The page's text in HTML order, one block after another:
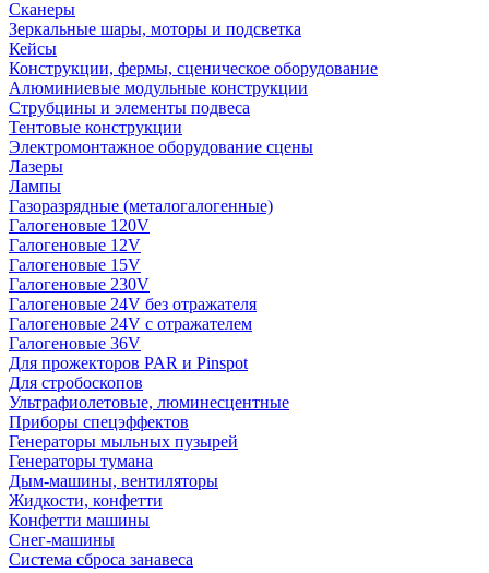
Сканеры
Зеркальные шары, моторы и подсветка
Кейсы
Конструкции, фермы, сценическое оборудование
Алюминиевые модульные конструкции
Струбцины и элементы подвеса
Тентовые конструкции
Электромонтажное оборудование сцены
Лазеры
Лампы
Газоразрядные (металогалогенные)
Галогеновые 120V
Галогеновые 12V
Галогеновые 15V
Галогеновые 230V
Галогеновые 24V без отражателя
Галогеновые 24V с отражателем
Галогеновые 36V
Для прожекторов PAR и Pinspot
Для стробоскопов
Ультрафиолетовые, люминесцентные
Приборы спецэффектов
Генераторы мыльных пузырей
Генераторы тумана
Дым-машины, вентиляторы
Жидкости, конфетти
Конфетти машины
Снег-машины
Система сброса занавеса